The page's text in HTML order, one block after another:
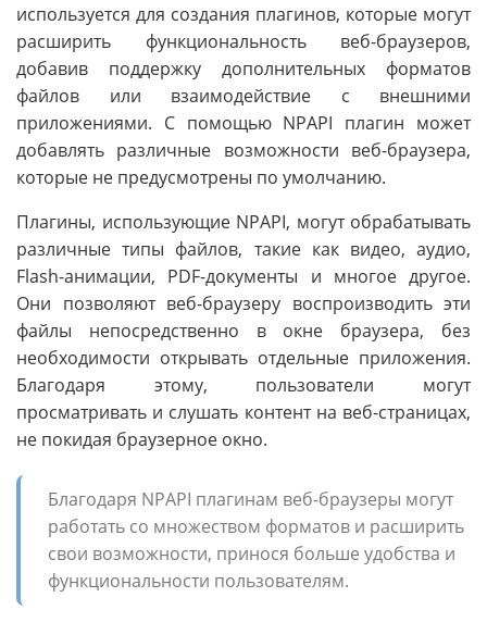
используется для создания плагинов, которые могут
расширить функциональность веб-браузеров,
добавив поддержку дополнительных форматов
файлов или взаимодействие с внешними
приложениями. С помощью NPAPI плагин может
добавлять различные возможности веб-браузера,
которые не предусмотрены по умолчанию.
Плагины, использующие NPAPI, могут обрабатывать
различные типы файлов, такие как видео, аудио,
Flash-анимации, PDF-документы и многое другое.
Они позволяют веб-браузеру воспроизводить эти
файлы непосредственно в окне браузера, без
необходимости открывать отдельные приложения.
Благодаря этому, пользователи могут
просматривать и слушать контент на веб-страницах,
не покидая браузерное окно.
Благодаря NPAPI плагинам веб-браузеры могут
работать со множеством форматов и расширить
свои возможности, принося больше удобства и
функциональности пользователям.